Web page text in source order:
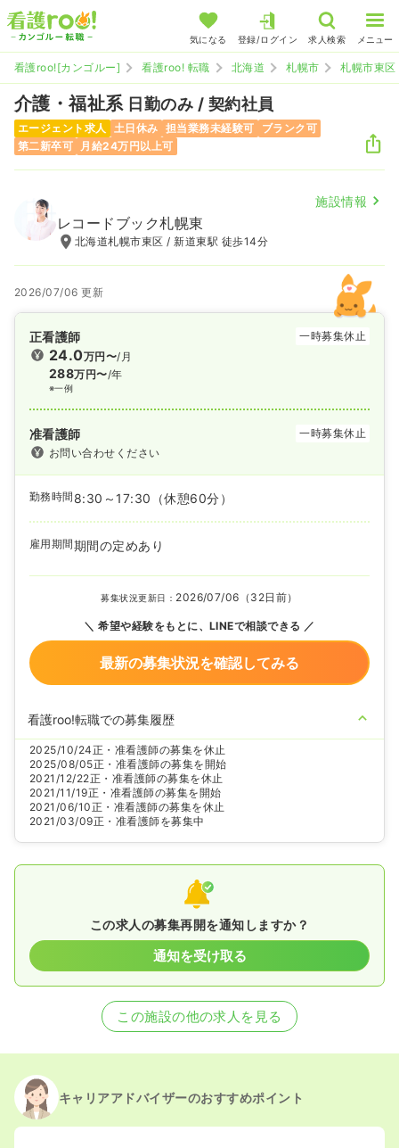
気になる 登録/ログイン 求人検索 メニュー
看護roo![カンゴルー] 看護roo! 転職 北海道 札幌市 札幌市東区
介護・福祉系 日勤のみ / 契約社員
エージェント求人 土日休み 担当業務未経験可
ブランク可
第二新卒可
月給24万円以上可
施設情報
レコードブック札幌東
北海道札幌市東区 / 新道東駅 徒歩14分
2026/07/06 更新
正看護師 一時募集休止
24.0万円〜/月
288万円〜/年
※一例
准看護師
一時募集休止
お問い合わせください
勤務時間 8:30～17:30 （休憩60分）
雇用期間期間の定めあり
募集状況更新日： 2026/07/06（32日前）
希望や経験をもとに、LINEで相談できる
最新の募集状況を確認してみる
看護roo!転職での募集履歴
2025/10/24正・准看護師の募集を休止
2025/08/05正・准看護師の募集を開始
2021/12/22正・准看護師の募集を休止
2021/11/19正・准看護師の募集を開始
2021/06/10正・准看護師の募集を休止
2021/03/09正・准看護師を募集中
この求人の募集再開を通知しますか？
通知を受け取る
この施設の他の求人を見る
キャリアアドバイザーのおすすめポイント